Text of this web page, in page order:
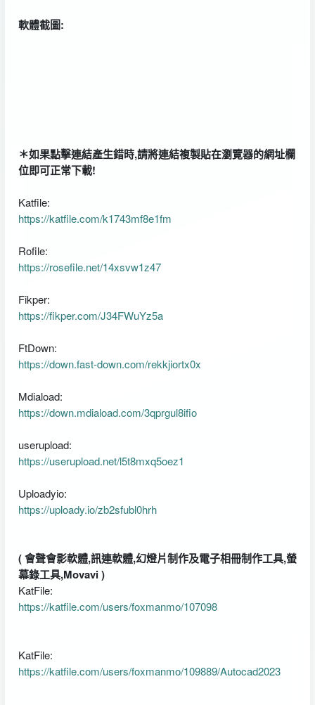
軟體截圖:
＊如果點擊連結產生錯時,請將連結複製貼在瀏覽器的網址欄
位即可正常下載!
Katfile:
https://katfile.com/k1743mf8e1fm
Rofile:
https://rosefile.net/14xsvw1z47
Fikper:
https://fikper.com/J34FWuYz5a
FtDown:
https://down.fast-down.com/rekkjiortx0x
Mdiaload:
https://down.mdiaload.com/3qprgul8ifio
userupload:
https://userupload.net/l5t8mxq5oez1
Uploadyio:
https://uploady.io/zb2sfubl0hrh
( 會聲會影軟體,訊連軟體,幻燈片制作及電子相冊制作工具,螢
幕錄工具,Movavi )
KatFile:
https://katfile.com/users/foxmanmo/107098
KatFile:
https://katfile.com/users/foxmanmo/109889/Autocad2023